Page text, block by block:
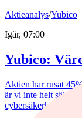
Aktieanalys/Yubico
Igår, 07:00
Yubico:
Aktien har rusat
är vi inte helt säkra